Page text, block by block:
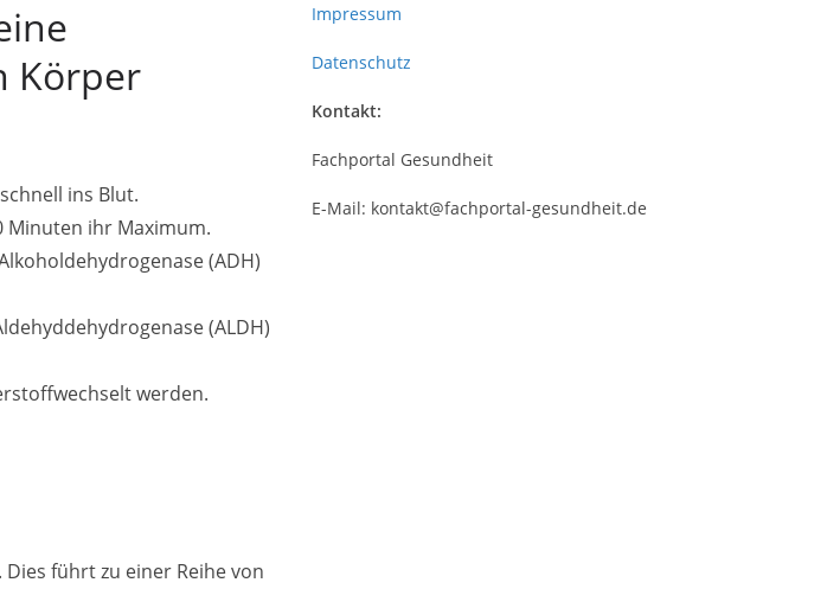
Körper
ins Blut.
Minuten ihr Maximum.
(ADH)
(ALDH)
werden.
führt zu einer Reihe von
Impressum
Datenschutz
Kontakt:
Fachportal Gesundheit
E-Mail: kontakt@fachportal-gesundheit.de